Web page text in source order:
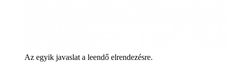
Az egyik javaslat a leendő elrendezésre.